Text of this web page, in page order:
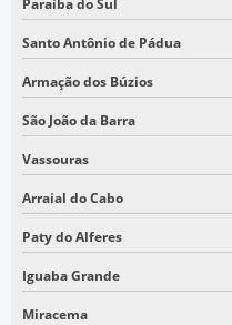
TOPOGRAFIA LASER SCANNER
TOPÓGRAFO DRONE
EMPRESA DE TOPOGRAFIA COM
EMPRESA DE TOPOGRAFIA COM
EMPRESA QUE FAZ TOPOGRAFIA
SERVIÇOS DE TOPOGRAFIA COM
SERVIÇOS DE TOPOGRAFIA COM
Santo Antônio de Pádua
Armação dos Búzios
São João da Barra
Vassouras
Arraial do Cabo
Paty do Alferes
Iguaba Grande
Miracema